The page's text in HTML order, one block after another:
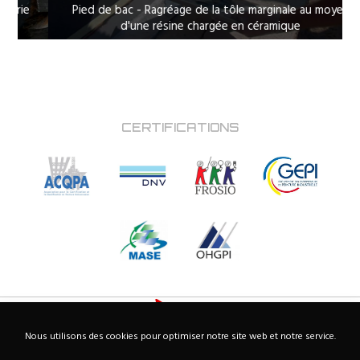
Nous utilisons des cookies pour optimiser notre site web et notre service.
Pied de bac - Ragréage de la tôle marginale au moyen
d'une résine chargée en céramique
CERTIFICATIONS